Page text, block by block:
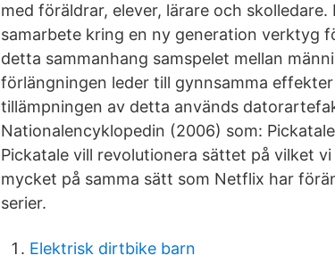
med föräldrar, elever, lärare och
samarbete kring en ny generation verktyg
detta sammanhang samspelet mellan
förlängningen leder till gynnsamma
tillämpningen av detta används
Nationalencyklopedin (2006) som:
Pickatale vill revolutionera sättet på vilket
mycket på samma sätt som Netflix har
serier.
Elektrisk dirtbike barn